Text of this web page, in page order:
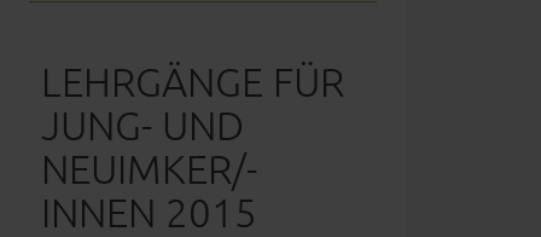
LEHRGÄNGE FÜR
JUNG- UND
NEUIMKER/-
INNEN 2015